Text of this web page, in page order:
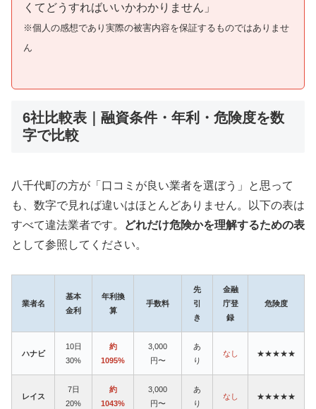
くてどうすればいいかわかりません」
※個人の感想であり実際の被害内容を保証するものではありませ
ん
6社比較表｜融資条件・年利・危険度を数
字で比較
八千代町の方が「口コミが良い業者を選ぼう」と思って
も、数字で見れば違いはほとんどありません。以下の表は
すべて違法業者です。
どれだけ危険かを理解するための表
として参照してください。
業者名
基本
金利
年利換
算
手数料
先
引
き
金融
庁登
録
危険度
ハナビ
10日
30%
約
1095%
3,000
円〜
あ
り
なし ★★★★★
レイス
7日
20%
約
1043%
3,000
円〜
あ
り
なし ★★★★★